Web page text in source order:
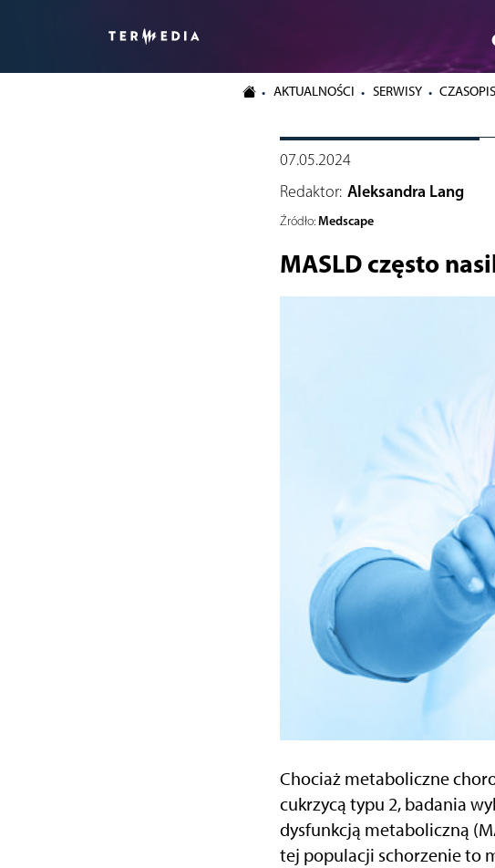
AKTUALNOŚCI SERWISY
07.05.2024
Redaktor: Aleksandra Lang
Źródło: Medscape
MASLD często
Chociaż metaboliczne
cukrzycą typu 2, badania
dysfunkcją metaboliczną
tej populacji schorzenie to